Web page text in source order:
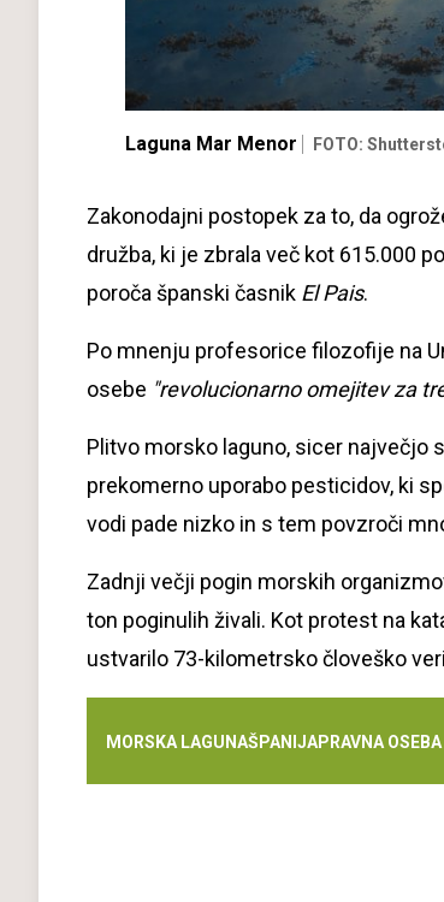
Laguna Mar Menor FOTO:
Zakonodajni postopek za to, da
družba, ki je zbrala več kot 615.000
poroča španski časnik El Pais.
Po mnenju profesorice filozofije na
osebe "revolucionarno omejitev za
Plitvo morsko laguno, sicer največjo
prekomerno uporabo pesticidov, ki
vodi pade nizko in s tem povzroči
Zadnji večji pogin morskih
ton poginulih živali. Kot protest na
ustvarilo 73-kilometrsko človeško
MORSKA LAGUNAŠPANIJAPRAVNA OSEBA